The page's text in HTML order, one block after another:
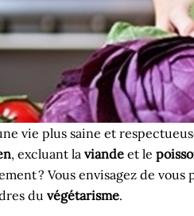
vie plus saine et
, excluant la viande et le
? Vous envisagez de vous
du végétarisme.